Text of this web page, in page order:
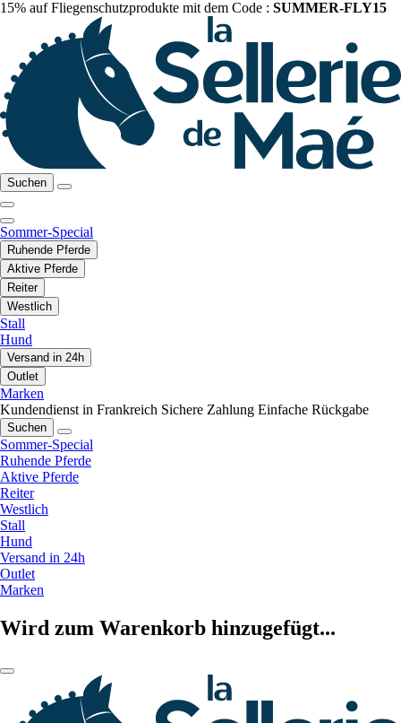
15% auf Fliegenschutzprodukte mit dem Code : SUMMER-FLY15
Suchen
Sommer-Special
Ruhende Pferde
Aktive Pferde
Reiter
Westlich
Stall
Hund
Versand in 24h
Outlet
Marken
Kundendienst in Frankreich Sichere Zahlung Einfache Rückgabe
Suchen
Sommer-Special
Ruhende Pferde
Aktive Pferde
Reiter
Westlich
Stall
Hund
Versand in 24h
Outlet
Marken
Wird zum Warenkorb hinzugefügt...